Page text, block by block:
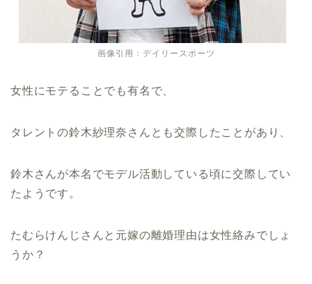
画像引用：デイリースポーツ
女性にモテることでも有名で、
タレントの鈴木紗理奈さんとも交際したことがあり、
鈴木さんが本名でモデル活動している頃に交際してい
たようです。
たむらけんじさんと元嫁の離婚理由は女性絡みでしょ
うか？